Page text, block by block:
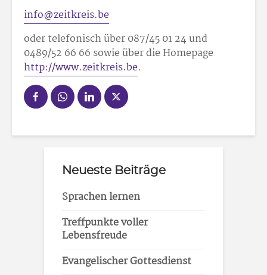
info@zeitkreis.be
oder telefonisch über 087/45 01 24 und
0489/52 66 66 sowie über die Homepage
http://www.zeitkreis.be.
Neueste Beiträge
Sprachen lernen
Treffpunkte voller
Lebensfreude
Evangelischer Gottesdienst